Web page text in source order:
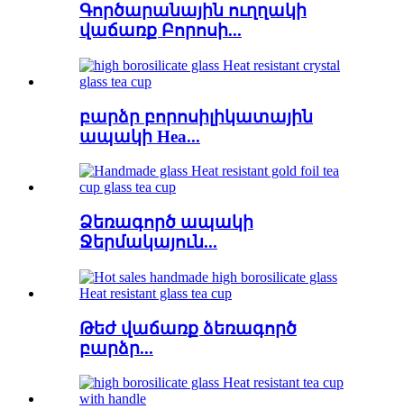
Գործարանային ուղղակի
վաճառք Բորոսի...
բարձր բորոսիլիկատային
ապակի Hea...
Ձեռագործ ապակի
Ջերմակայուն...
Թեժ վաճառք ձեռագործ
բարձր...